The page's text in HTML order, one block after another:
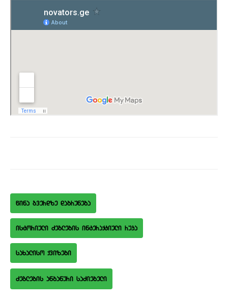
wina gverdze dabruneba
istoriuli Zeglebis interaqtiuli ruka
saxaliso qvizebi